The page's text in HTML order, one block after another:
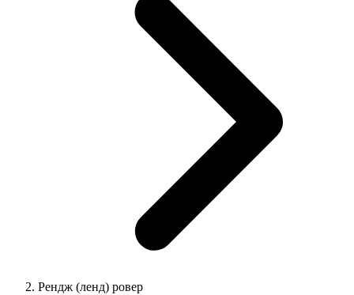
Рендж (ленд) ровер